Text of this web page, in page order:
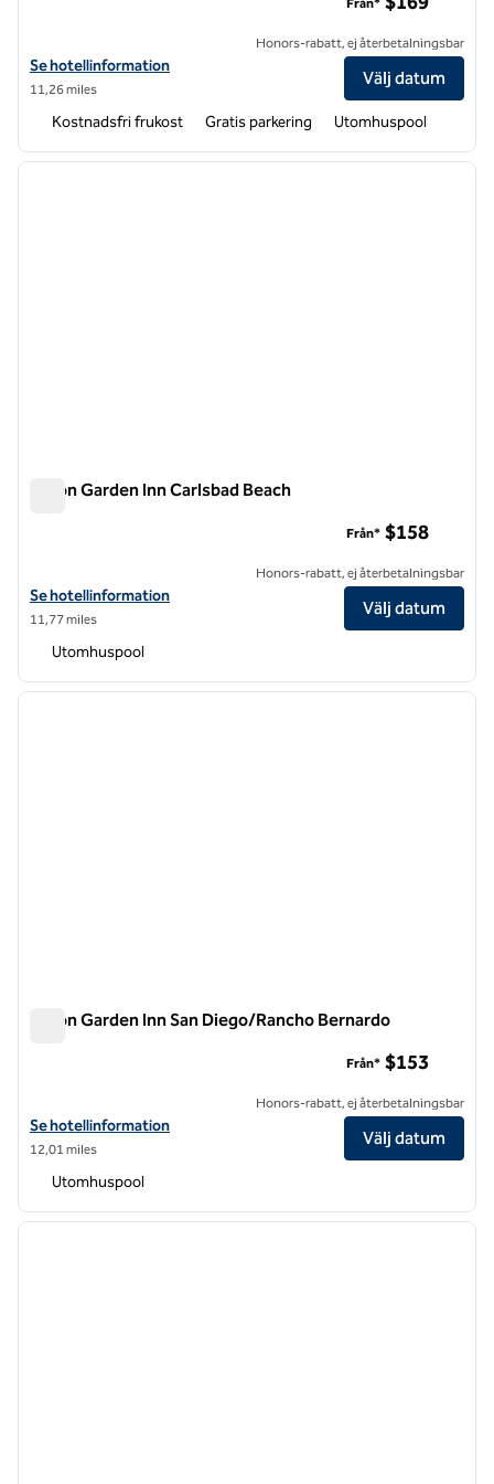
Visa hotelluppgifter för Home2 Suites by Hilton Carlsbad
Se hotellinformation
11,26 miles
Från*
Honors-rabatt, ej återbetalningsbar
Välj datum
Kostnadsfri frukost Gratis parkering Utomhuspool
1 av 12
nästa
Hilton Garden Inn Carlsbad Beach
Visa hotelluppgifter för Hilton Garden Inn Carlsbad Beach
Se hotellinformation
11,77 miles
Från* $158
Honors-rabatt, ej återbetalningsbar
Välj datum
Utomhuspool
1 av 12
nästa
Hilton Garden Inn San Diego/Rancho Bernardo
Visa hotelluppgifter för Hilton Garden Inn San Diego/Rancho
Se hotellinformation
12,01 miles
Från* $153
Honors-rabatt, ej återbetalningsbar
Välj datum
Utomhuspool
1 av 12
nästa